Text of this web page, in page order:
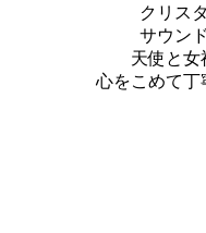
クリス
サウン
天使と女
心をこめて